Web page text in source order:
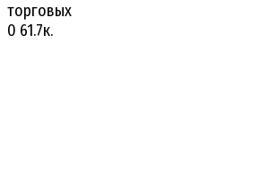
торговых
0 61.7к.